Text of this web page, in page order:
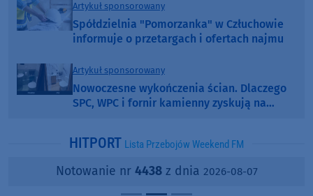
Artykuł sponsorowany
Spółdzielnia "Pomorzanka" w Człuchowie
informuje o przetargach i ofertach najmu
Artykuł sponsorowany
Nowoczesne wykończenia ścian. Dlaczego
SPC, WPC i fornir kamienny zyskują na
HITPORT Lista Przebojów Weekend FM
Notowanie nr 4438z dnia 2026-08-07